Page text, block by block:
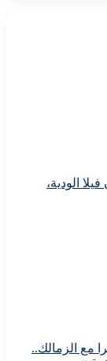
الودية،
مع الزمالك..